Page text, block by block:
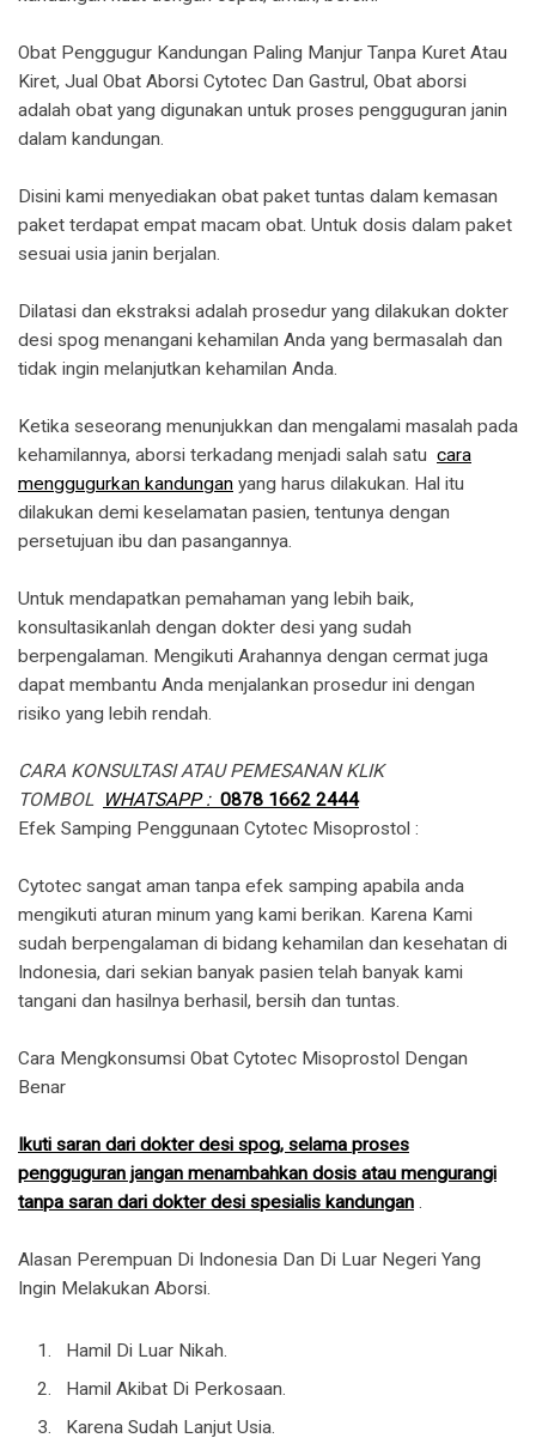
Obat Penggugur Kandungan Paling Manjur Tanpa Kuret Atau
Kiret, Jual Obat Aborsi Cytotec Dan Gastrul, Obat aborsi
adalah obat yang digunakan untuk proses pengguguran janin
dalam kandungan.
Disini kami menyediakan obat paket tuntas dalam kemasan
paket terdapat empat macam obat. Untuk dosis dalam paket
sesuai usia janin berjalan.
Dilatasi dan ekstraksi adalah prosedur yang dilakukan dokter
desi spog menangani kehamilan Anda yang bermasalah dan
tidak ingin melanjutkan kehamilan Anda.
Ketika seseorang menunjukkan dan mengalami masalah pada
kehamilannya, aborsi terkadang menjadi salah satu cara
menggugurkan kandungan yang harus dilakukan. Hal itu
dilakukan demi keselamatan pasien, tentunya dengan
persetujuan ibu dan pasangannya.
Untuk mendapatkan pemahaman yang lebih baik,
konsultasikanlah dengan dokter desi yang sudah
berpengalaman. Mengikuti Arahannya dengan cermat juga
dapat membantu Anda menjalankan prosedur ini dengan
risiko yang lebih rendah.
CARA KONSULTASI ATAU PEMESANAN KLIK
TOMBOL
WHATSAPP : 0878 1662 2444
​Efek Samping Penggunaan Cytotec Misoprostol :
Cytotec sangat aman tanpa efek samping apabila anda
mengikuti aturan minum yang kami berikan. Karena Kami
sudah berpengalaman di bidang kehamilan dan kesehatan di
Indonesia, dari sekian banyak pasien telah banyak kami
tangani dan hasilnya berhasil, bersih dan tuntas.
Cara Mengkonsumsi Obat Cytotec Misoprostol Dengan
Benar
Ikuti saran dari dokter desi spog, selama proses
pengguguran jangan menambahkan dosis atau mengurangi
tanpa saran dari dokter desi spesialis kandungan .
Alasan Perempuan Di Indonesia Dan Di Luar Negeri Yang
Ingin Melakukan Aborsi.
Hamil Di Luar Nikah.
Hamil Akibat Di Perkosaan.
Karena Sudah Lanjut Usia.